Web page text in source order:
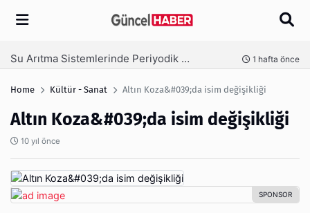
Arama
önce 3
Home Kültür - Sanat Altın Koza&#039;da isim değişikliği
Altın Koza&#039;da isim değişikliği
10 yıl önce